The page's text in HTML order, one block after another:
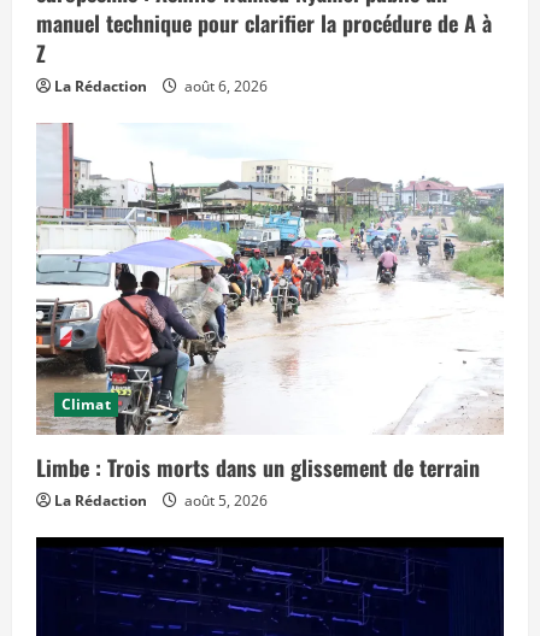
f
e
d
t
e
m
p
»
manuel technique pour clarifier la procédure de A à
Z
La Rédaction août 6, 2026
Climat
Limbe : Trois morts dans un glissement de terrain
La Rédaction août 5, 2026